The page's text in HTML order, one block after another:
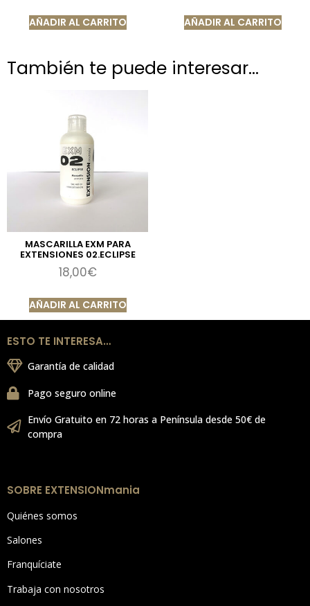
AÑADIR AL CARRITO AÑADIR AL CARRITO
También te puede interesar…
MASCARILLA EXM PARA
EXTENSIONES 02.ECLIPSE
18,00€
AÑADIR AL CARRITO
ESTO TE INTERESA…
Garantía de calidad
Pago seguro online
Envío Gratuito en 72 horas a Península desde 50€ de
compra
SOBRE EXTENSIONmania
Quiénes somos
Salones
Franquíciate
Trabaja con nosotros